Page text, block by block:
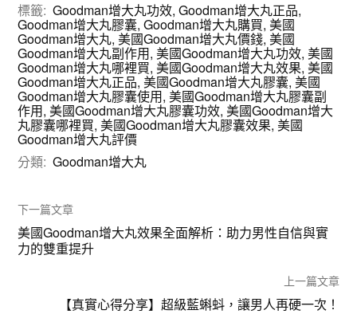
標籤: Goodman增大丸功效,Goodman增大丸正品,
Goodman增大丸膠囊,Goodman增大丸購買,美國
Goodman增大丸,美國Goodman增大丸價錢,美國
Goodman增大丸副作用,美國Goodman增大丸功效,美國
Goodman增大丸哪裡買,美國Goodman增大丸效果,美國
Goodman增大丸正品,美國Goodman增大丸膠囊,美國
Goodman增大丸膠囊使用,美國Goodman增大丸膠囊副
作用,美國Goodman增大丸膠囊功效,美國Goodman增大
丸膠囊哪裡買,美國Goodman增大丸膠囊效果,美國
Goodman增大丸評價
分類: Goodman增大丸
下一篇文章
美國Goodman增大丸效果全面解析：助力男性自信與實
力的雙重提升
上一篇文章
【真實心得分享】超級藍蝌蚪，讓男人再硬一次！